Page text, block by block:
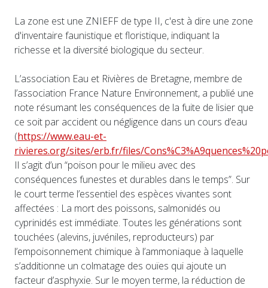
La zone est une ZNIEFF de type II, c'est à dire une zone
d'inventaire faunistique et floristique, indiquant la
richesse et la diversité biologique du secteur.
L’association Eau et Rivières de Bretagne, membre de
l’association France Nature Environnement, a publié une
note résumant les conséquences de la fuite de lisier que
ce soit par accident ou négligence dans un cours d’eau
(https://www.eau-et-
rivieres.org/sites/erb.fr/files/
Il s’agit d’un “poison pour le milieu avec des
conséquences funestes et durables dans le temps”. Sur
le court terme l’essentiel des espèces vivantes sont
affectées : La mort des poissons, salmonidés ou
cyprinidés est immédiate. Toutes les générations sont
touchées (alevins, juvéniles, reproducteurs) par
l’empoisonnement chimique à l’ammoniaque à laquelle
s’additionne un colmatage des ouïes qui ajoute un
facteur d’asphyxie. Sur le moyen terme, la réduction de